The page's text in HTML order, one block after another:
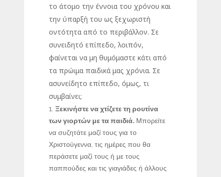
το άτομο την έννοια του χρόνου και
την ύπαρξή του ως ξεχωριστή
οντότητα από το περιβάλλον. Σε
συνειδητό επίπεδο, λοιπόν,
φαίνεται να μη θυμόμαστε κάτι από
τα πρώιμα παιδικά μας χρόνια. Σε
ασυνείδητο επίπεδο, όμως, τι
συμβαίνει;
Ξεκινήστε να χτίζετε τη ρουτίνα
των γιορτών με τα παιδιά. Μπορείτε
να συζητάτε μαζί τους για το
Χριστούγεννα, τις ημέρες που θα
περάσετε μαζί τους ή με τους
παππούδες και τις γιαγιάδες ή άλλους